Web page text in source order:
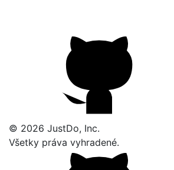
© 2026 JustDo, Inc.
Všetky práva vyhradené.